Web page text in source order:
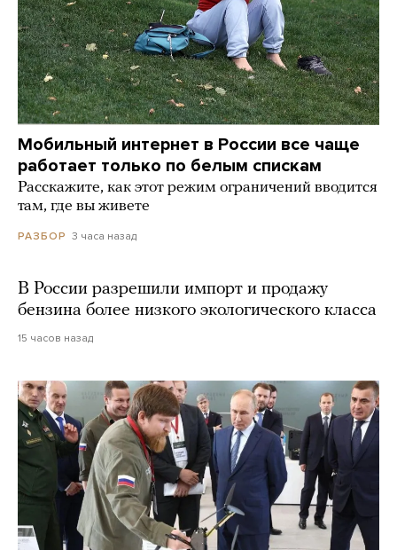
Мобильный интернет в России все чаще
работает только по белым спискам
Расскажите, как этот режим ограничений вводится
там, где вы живете
РАЗБОР 3 часа назад
В России разрешили импорт и продажу
бензина более низкого экологического класса
15 часов назад